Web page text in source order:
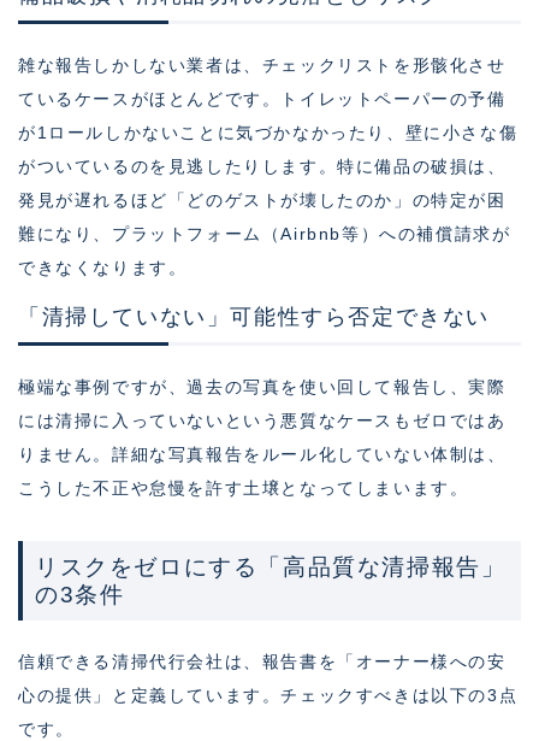
雑な報告しかしない業者は、チェックリストを形骸化させ
ているケースがほとんどです。トイレットペーパーの予備
が1ロールしかないことに気づかなかったり、壁に小さな傷
がついているのを見逃したりします。特に備品の破損は、
発見が遅れるほど「どのゲストが壊したのか」の特定が困
難になり、プラットフォーム（Airbnb等）への補償請求が
できなくなります。
「清掃していない」可能性すら否定できない
極端な事例ですが、過去の写真を使い回して報告し、実際
には清掃に入っていないという悪質なケースもゼロではあ
りません。詳細な写真報告をルール化していない体制は、
こうした不正や怠慢を許す土壌となってしまいます。
リスクをゼロにする「高品質な清掃報告」
の3条件
信頼できる清掃代行会社は、報告書を「オーナー様への安
心の提供」と定義しています。チェックすべきは以下の3点
です。